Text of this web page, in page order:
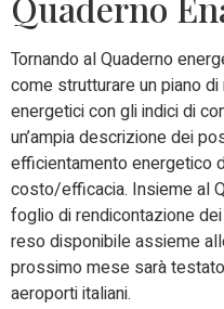
Tornando al Quaderno
come strutturare un piano
energetici con gli indici di
un’ampia descrizione dei
efficientamento energetico
costo/efficacia. Insieme al
foglio di rendicontazione
reso disponibile assieme
prossimo mese sarà
aeroporti italiani.